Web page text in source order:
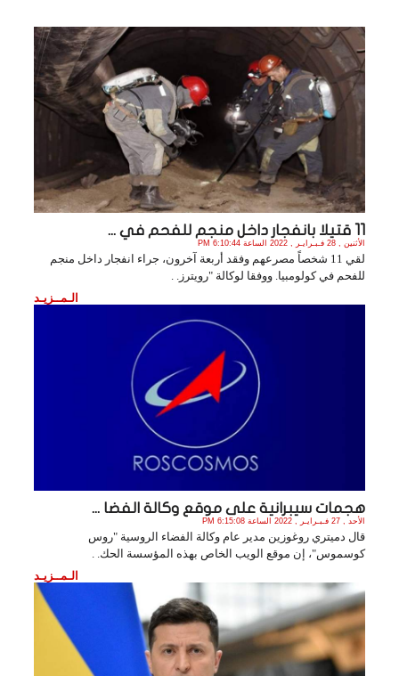
11 قتيلا بانفجار داخل منجم للفحم في ...
الأثنين , 28 فـبـرايـر , 2022 الساعة 6:10:44 PM
لقي 11 شخصاً مصرعهم وفقد أربعة آخرون، جراء انفجار داخل منجم
للفحم في كولومبيا. ووفقا لوكالة "رويترز. .
الـمــزيـد
هجمات سيبرانية على موقع وكالة الفضا ...
الأحد , 27 فـبـرايـر , 2022 الساعة 6:15:08 PM
قال دميتري روغوزين مدير عام وكالة الفضاء الروسية "روس
كوسموس"، إن موقع الويب الخاص بهذه المؤسسة الحك. .
الـمــزيـد